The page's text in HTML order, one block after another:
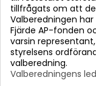
tillfrågats om att
Valberedningen
Fjärde AP-fonden
varsin
styrelsens
valberedning.
Valberedningens